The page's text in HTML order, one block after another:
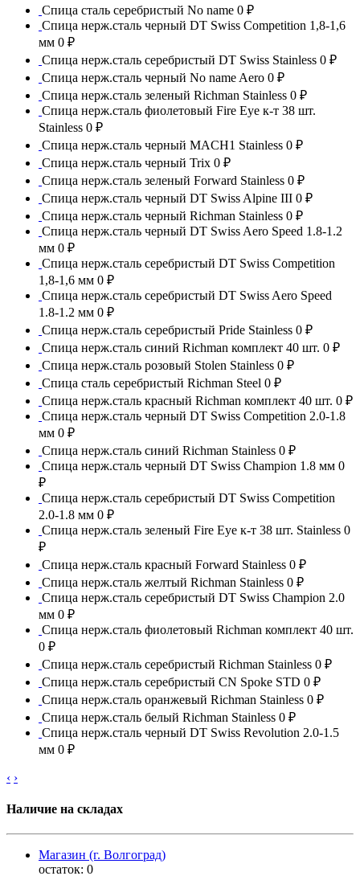
Спица сталь серебристый No name 0 ₽
Спица нерж.сталь черный DT Swiss Competition 1,8-1,6
мм 0 ₽
Спица нерж.сталь серебристый DT Swiss Stainless 0 ₽
Спица нерж.сталь черный No name Aero 0 ₽
Спица нерж.сталь зеленый Richman Stainless 0 ₽
Спица нерж.сталь фиолетовый Fire Eye к-т 38 шт.
Stainless 0 ₽
Спица нерж.сталь черный MACH1 Stainless 0 ₽
Спица нерж.сталь черный Trix 0 ₽
Спица нерж.сталь зеленый Forward Stainless 0 ₽
Спица нерж.сталь черный DT Swiss Alpine III 0 ₽
Спица нерж.сталь черный Richman Stainless 0 ₽
Спица нерж.сталь черный DT Swiss Aero Speed 1.8-1.2
мм 0 ₽
Спица нерж.сталь серебристый DT Swiss Competition
1,8-1,6 мм 0 ₽
Спица нерж.сталь серебристый DT Swiss Aero Speed
1.8-1.2 мм 0 ₽
Спица нерж.сталь серебристый Pride Stainless 0 ₽
Спица нерж.сталь синий Richman комплект 40 шт. 0 ₽
Спица нерж.сталь розовый Stolen Stainless 0 ₽
Спица сталь серебристый Richman Steel 0 ₽
Спица нерж.сталь красный Richman комплект 40 шт. 0 ₽
Спица нерж.сталь черный DT Swiss Competition 2.0-1.8
мм 0 ₽
Спица нерж.сталь синий Richman Stainless 0 ₽
Спица нерж.сталь черный DT Swiss Champion 1.8 мм 0
₽
Спица нерж.сталь серебристый DT Swiss Competition
2.0-1.8 мм 0 ₽
Спица нерж.сталь зеленый Fire Eye к-т 38 шт. Stainless 0
₽
Спица нерж.сталь красный Forward Stainless 0 ₽
Спица нерж.сталь желтый Richman Stainless 0 ₽
Спица нерж.сталь серебристый DT Swiss Champion 2.0
мм 0 ₽
Спица нерж.сталь фиолетовый Richman комплект 40 шт.
0 ₽
Спица нерж.сталь серебристый Richman Stainless 0 ₽
Спица нерж.сталь серебристый CN Spoke STD 0 ₽
Спица нерж.сталь оранжевый Richman Stainless 0 ₽
Спица нерж.сталь белый Richman Stainless 0 ₽
Спица нерж.сталь черный DT Swiss Revolution 2.0-1.5
мм 0 ₽
‹ ›
Наличие на складах
Магазин (г. Волгоград)
остаток: 0